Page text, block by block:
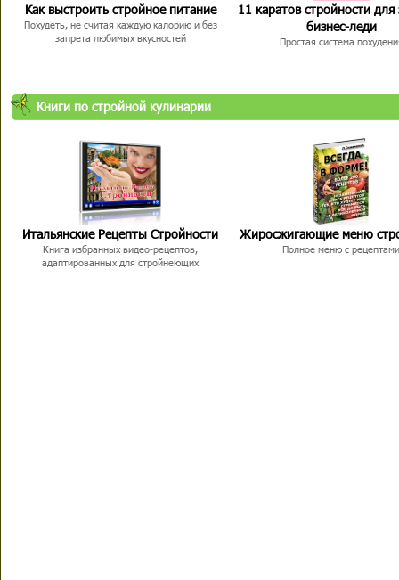
Как выстроить стройное питание
Похудеть, не считая каждую калорию и без
запрета любимых вкусностей
11 каратов стройности для
бизнес-леди
Простая система
Книги по стройной кулинарии
Итальянские Рецепты Стройности
Книга избранных видео-рецептов,
адаптированных для стройнеющих
Жиросжигающие меню
Полное меню с рецептами